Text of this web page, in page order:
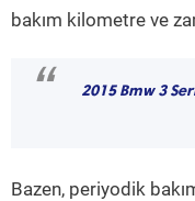
bakım kilometre ve
“ 2015 Bmw 3
Bazen, periyodik